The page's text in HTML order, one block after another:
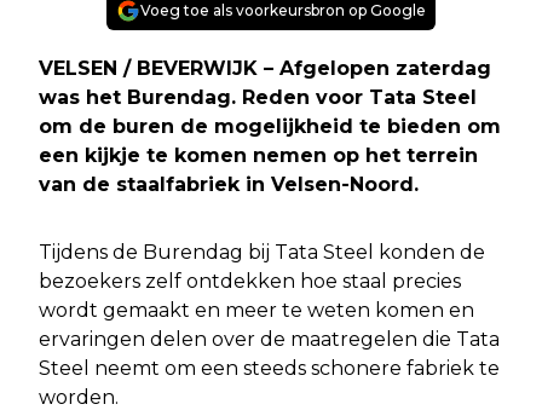
Voeg toe als voorkeursbron op Google
VELSEN / BEVERWIJK – Afgelopen zaterdag
was het Burendag. Reden voor Tata Steel
om de buren de mogelijkheid te bieden om
een kijkje te komen nemen op het terrein
van de staalfabriek in Velsen-Noord.
Tijdens de Burendag bij Tata Steel konden de
bezoekers zelf ontdekken hoe staal precies
wordt gemaakt en meer te weten komen en
ervaringen delen over de maatregelen die Tata
Steel neemt om een steeds schonere fabriek te
worden.